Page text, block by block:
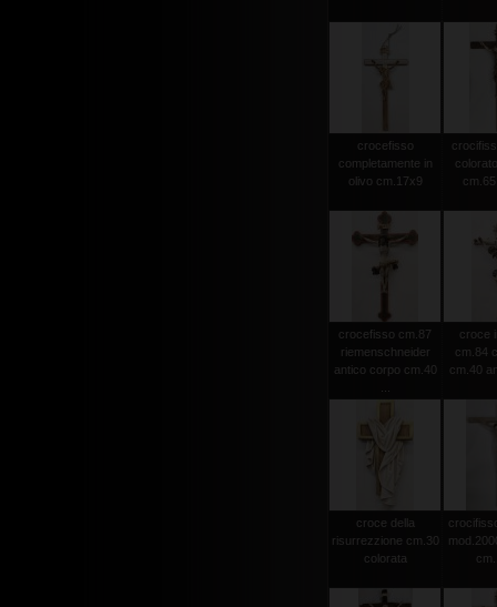
crocefisso
completamente in
olivo cm.17x9
crocefisso cm.87
riemenschneider
antico corpo cm.40
croce
cm.84
cm.40
croce della
risurrezzione cm.30
colorata